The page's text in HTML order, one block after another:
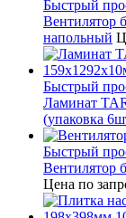
Быстрый
Вентилятор
напольный
Быстрый
Ламинат
(упаковка
Быстрый
Вентилятор
Цена по